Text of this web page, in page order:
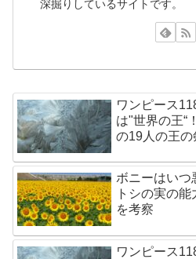
深掘りしているサイトです。
ワンピース
は"世界の王“
の19人の王の
ボニーはいつ
トシの実の
を考察
ワンピース